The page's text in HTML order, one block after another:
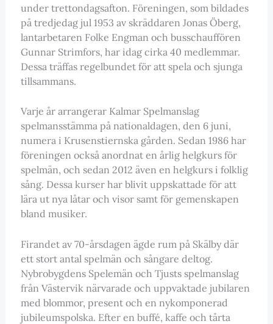
under trettondagsafton. Föreningen, som bildades
på tredjedag jul 1953 av skräddaren Jonas Öberg,
lantarbetaren Folke Engman och busschauffören
Gunnar Strimfors, har idag cirka 40 medlemmar.
Dessa träffas regelbundet för att spela och sjunga
tillsammans.
Varje år arrangerar Kalmar Spelmanslag
spelmansstämma på nationaldagen, den 6 juni,
numera i Krusenstiernska gården. Sedan 1986 har
föreningen också anordnat en årlig helgkurs för
spelmän, och sedan 2012 även en helgkurs i folklig
sång. Dessa kurser har blivit uppskattade för att
lära ut nya låtar och visor samt för gemenskapen
bland musiker.
Firandet av 70-årsdagen ägde rum på Skälby där
ett stort antal spelmän och sångare deltog.
Nybrobygdens Spelemän och Tjusts spelmanslag
från Västervik närvarade och uppvaktade jubilaren
med blommor, present och en nykomponerad
jubileumspolska. Efter en buffé, kaffe och tårta